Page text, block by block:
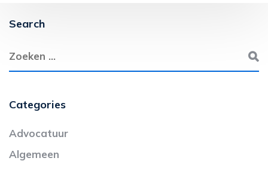
Search
Categories
Advocatuur
Algemeen